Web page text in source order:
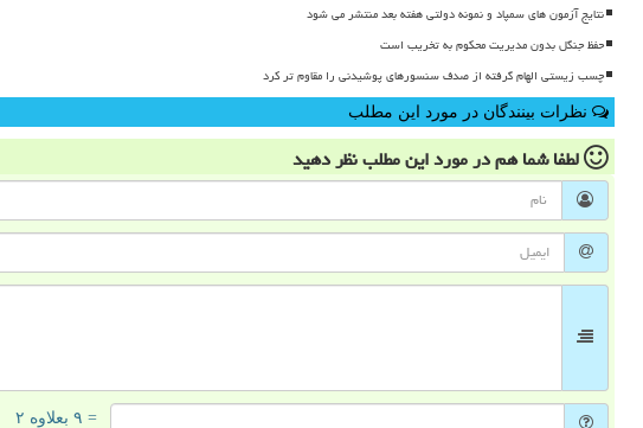
نتایج آزمون های سمپاد و نمونه دولتی هفته بعد منتشر می شود
حفظ جنگل بدون مدیریت محکوم به تخریب است
چسب زیستی الهام گرفته از صدف سنسورهای پوشیدنی را مقاوم تر کرد
نظرات بینندگان در مورد این مطلب
لطفا شما همدر مورد این مطلبنظر دهید
= ۹ بعلاوه ۲